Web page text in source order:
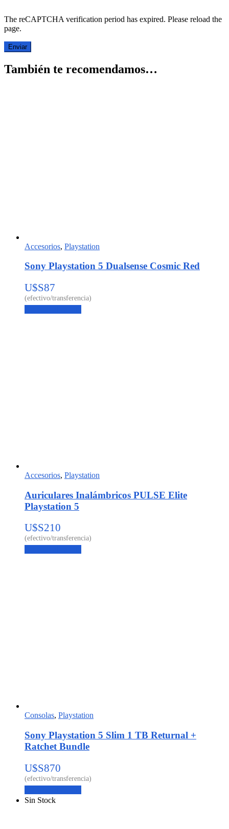
The reCAPTCHA verification period has expired. Please reload the
page.
También te recomendamos…
Accesorios, Playstation
Sony Playstation 5 Dualsense Cosmic Red
U$S87
Accesorios, Playstation
Auriculares Inalámbricos PULSE Elite
Playstation 5
U$S210
Consolas, Playstation
Sony Playstation 5 Slim 1 TB Returnal +
Ratchet Bundle
U$S870
Sin Stock